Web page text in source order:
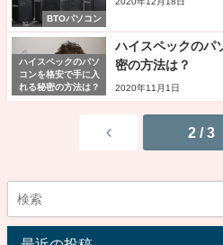
BTOパソコン
ハイスペックのパソ
コンを格安で手に入
れる秘密の方法は？
ハイスペックのパ
密の方法は？
2020年11月1日
2 / 3